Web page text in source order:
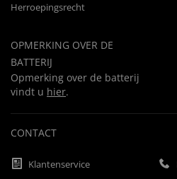
Herroepingsrecht
OPMERKING OVER DE
BATTERIJ
Opmerking over de batterij
vindt u hier.
CONTACT
Klantenservice